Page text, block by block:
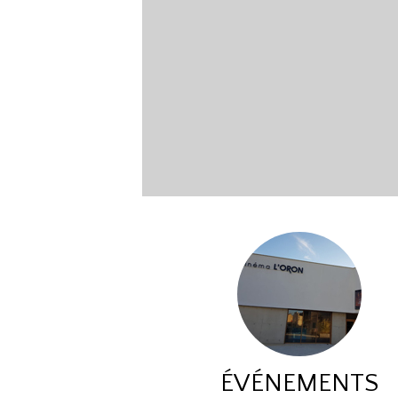
ÉVÉNEMENTS